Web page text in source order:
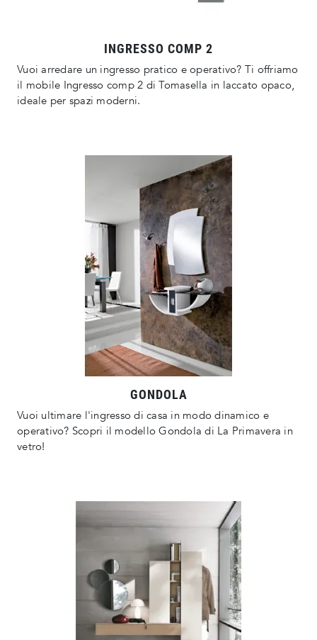
INGRESSO COMP 2
Vuoi arredare un ingresso pratico e operativo? Ti offriamo
il mobile Ingresso comp 2 di Tomasella in laccato opaco,
ideale per spazi moderni.
GONDOLA
Vuoi ultimare l'ingresso di casa in modo dinamico e
operativo? Scopri il modello Gondola di La Primavera in
vetro!